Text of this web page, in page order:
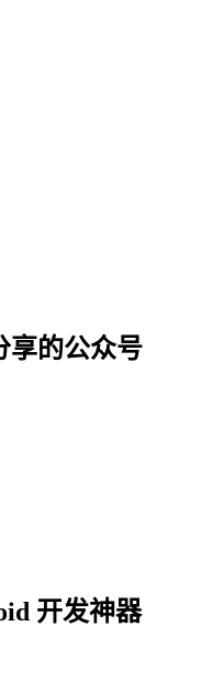
享的公众号
开发神器